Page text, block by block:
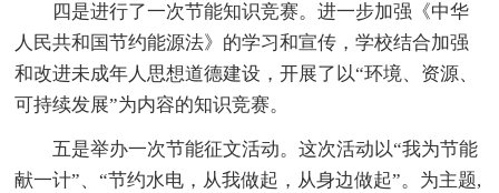
四是进行了一次节能知识竞赛。进一步加强《中华
人民共和国节约能源法》的学习和宣传，学校结合加强
和改进未成年人思想道德建设，开展了以“环境、资源、
可持续发展”为内容的知识竞赛。
五是举办一次节能征文活动。这次活动以“我为节能
献一计”、“节约水电，从我做起，从身边做起”。为主题,